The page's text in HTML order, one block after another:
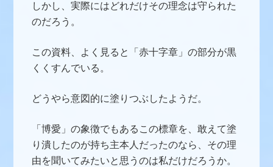
しかし、実際にはどれだけその理念は守られた
のだろう。
この資料、よく見ると「赤十字章」の部分が黒
くくすんでいる。
どうやら意図的に塗りつぶしたようだ。
「博愛」の象徴でもあるこの標章を、敢えて塗
り潰したのが持ち主本人だったのなら、その理
由を聞いてみたいと思うのは私だけだろうか。